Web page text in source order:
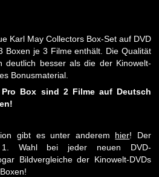
Karl May Collectors Box-Set auf DVD
Boxen je 3 Filme enthält. Die Qualität
deutlich besser als die der Kinowelt-
Bonusmaterial.
Box sind 2 Filme auf Deutsch
gibt es unter anderem hier! Der
Wahl bei jeder neuen DVD-
Bildvergleiche der Kinowelt-DVDs